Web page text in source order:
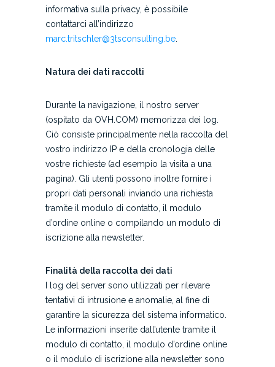
informativa sulla privacy, è possibile
contattarci all’indirizzo
marc.tritschler@3tsconsulting.be
Natura dei dati raccolti
Durante la navigazione, il nostro server
(ospitato da OVH.COM) memorizza dei log.
Ciò consiste principalmente nella raccolta del
vostro indirizzo IP e della cronologia delle
vostre richieste (ad esempio la visita a una
pagina). Gli utenti possono inoltre fornire i
propri dati personali inviando una richiesta
tramite il modulo di contatto, il modulo
d’ordine online o compilando un modulo di
iscrizione alla newsletter.
Finalità della raccolta dei dati
I log del server sono utilizzati per rilevare
tentativi di intrusione e anomalie, al fine di
garantire la sicurezza del sistema informatico.
Le informazioni inserite dall’utente tramite il
modulo di contatto, il modulo d’ordine online
o il modulo di iscrizione alla newsletter sono